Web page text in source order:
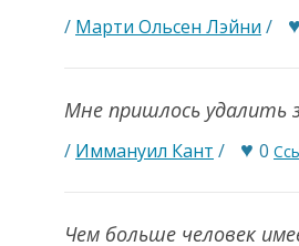
/ Марти Ольсен Лэйни / ♥
Мне пришлось удалить
/ Иммануил Кант / ♥ 0
Чем больше человек